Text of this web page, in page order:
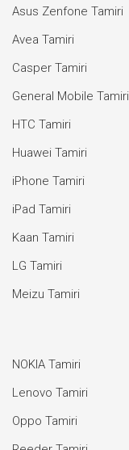
Asus Zenfone Tamiri
Avea Tamiri
Casper Tamiri
General Mobile Tamiri
HTC Tamiri
Huawei Tamiri
iPhone Tamiri
iPad Tamiri
Kaan Tamiri
LG Tamiri
Meizu Tamiri
NOKIA Tamiri
Lenovo Tamiri
Oppo Tamiri